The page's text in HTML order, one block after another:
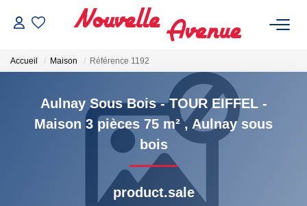
ACHETER
LOUER
Accueil Maison Référence 1192
Aulnay Sous Bois - TOUR EIFFEL -
Maison 3 pièces 75 m², Aulnay sous
bois
product.sale